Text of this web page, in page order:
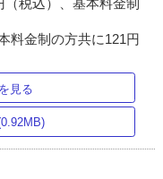
料金制の方共に121円
見る